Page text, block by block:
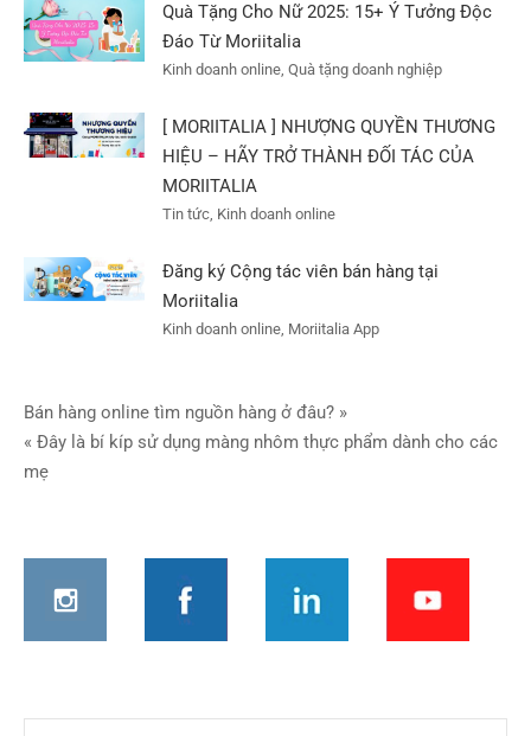
Quà Tặng Cho Nữ 2025: 15+ Ý Tưởng Độc
Đáo Từ Moriitalia
Kinh doanh online, Quà tặng doanh nghiệp
[ MORIITALIA ] NHƯỢNG QUYỀN THƯƠNG
HIỆU – HÃY TRỞ THÀNH ĐỐI TÁC CỦA
MORIITALIA
Tin tức, Kinh doanh online
Đăng ký Cộng tác viên bán hàng tại
Moriitalia
Kinh doanh online, Moriitalia App
Điều
hướng
viết
Bán hàng online tìm nguồn hàng ở đâu? »
« Đây là bí kíp sử dụng màng nhôm thực phẩm dành cho các
mẹ